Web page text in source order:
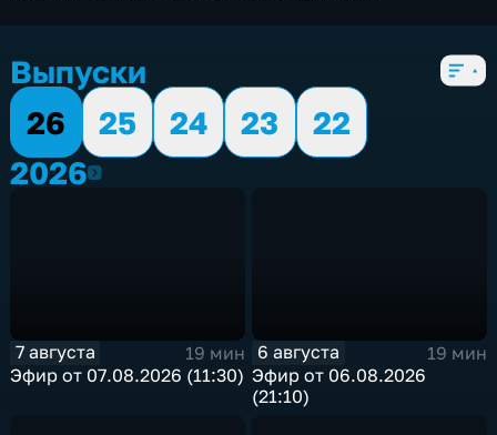
Выпуски
26
25 24 23
22
20262026
7 августа
19 мин
Эфир от 07.08.2026 (11:30)
6 августа
19 мин
Эфир от 06.08.2026
(21:10)